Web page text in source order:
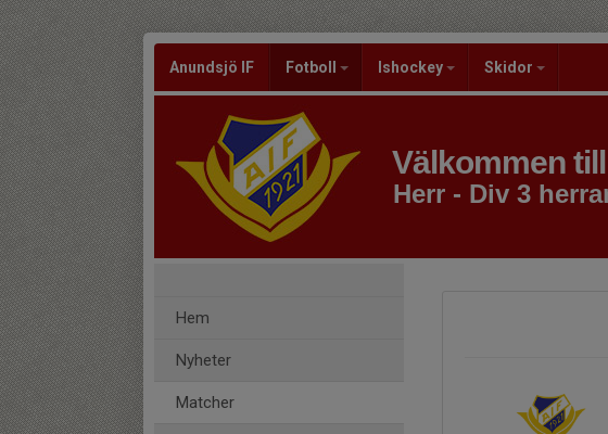
Anundsjö IF Fotboll Ishockey Skidor
Välkommen till
Herr - Div 3
Hem
Nyheter
Matcher